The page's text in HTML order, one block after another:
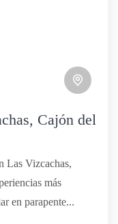
Cajón del
Las Vizcachas,
más
en parapente...